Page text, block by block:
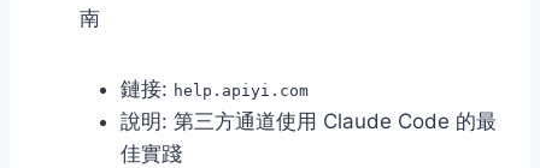
南
鏈接: help.apiyi.com
說明: 第三方通道使用 Claude Code 的最
佳實踐